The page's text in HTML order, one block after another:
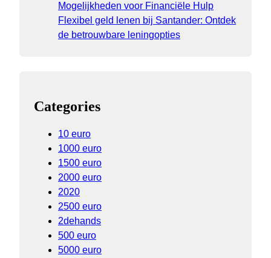
Mogelijkheden voor Financiële Hulp
Flexibel geld lenen bij Santander: Ontdek
de betrouwbare leningopties
Categories
10 euro
1000 euro
1500 euro
2000 euro
2020
2500 euro
2dehands
500 euro
5000 euro